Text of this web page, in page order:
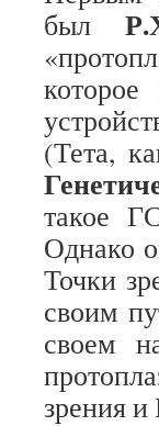
был
(Тета,
такое
Однако
Точки
своим
своем
зрения